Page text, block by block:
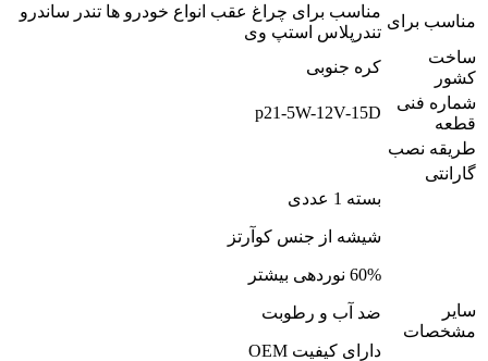
مناسب برای
مناسب برای چراغ عقب انواع خودرو ها تندر ساندرو
تندرپلاس استپ وی
ساخت
کشور
کره جنوبی
شماره فنی
قطعه
p21-5W-12V-15D
طریقه نصب
گارانتی
سایر
مشخصات
بسته 1 عددی
شیشه از جنس کوآرتز
60% نوردهی بیشتر
ضد آب و رطوبت
دارای کیفیت OEM